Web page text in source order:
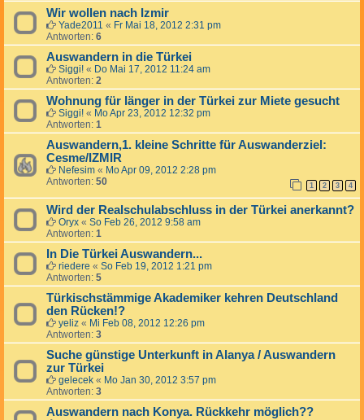
Wir wollen nach Izmir
Yade2011 « Fr Mai 18, 2012 2:31 pm
Antworten: 6
Auswandern in die Türkei
Siggi! « Do Mai 17, 2012 11:24 am
Antworten: 2
Wohnung für länger in der Türkei zur Miete gesucht
Siggi! « Mo Apr 23, 2012 12:32 pm
Antworten: 1
Auswandern,1. kleine Schritte für Auswanderziel:
Cesme/IZMIR
Nefesim « Mo Apr 09, 2012 2:28 pm
Antworten: 50 1 2 3 4
Wird der Realschulabschluss in der Türkei anerkannt?
Oryx « So Feb 26, 2012 9:58 am
Antworten: 1
In Die Türkei Auswandern...
riedere « So Feb 19, 2012 1:21 pm
Antworten: 5
Türkischstämmige Akademiker kehren Deutschland
den Rücken!?
yeliz « Mi Feb 08, 2012 12:26 pm
Antworten: 3
Suche günstige Unterkunft in Alanya / Auswandern
zur Türkei
gelecek « Mo Jan 30, 2012 3:57 pm
Antworten: 3
Auswandern nach Konya. Rückkehr möglich??